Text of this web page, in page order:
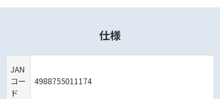
仕様
JAN
コー
ド
4988755011174